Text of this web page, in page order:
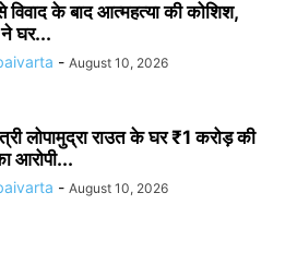
विवाद के बाद आत्महत्या की कोशिश,
घर...
- August 10, 2026
लोपामुद्रा राउत के घर ₹1 करोड़ की
आरोपी...
- August 10, 2026